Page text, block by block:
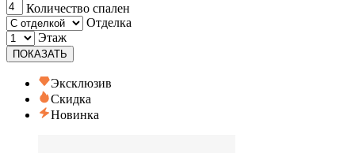
Количество спален
Отделка
Этаж
ПОКАЗАТЬ
Эксклюзив
Скидка
Новинка